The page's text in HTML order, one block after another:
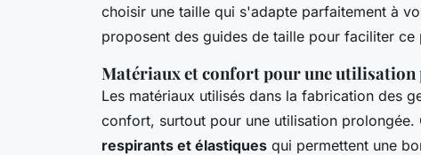
choisir une taille qui s'adapte parfaitement à
proposent des guides de taille pour faciliter ce
Matériaux et confort pour une utilisation
Les matériaux utilisés dans la fabrication des
confort, surtout pour une utilisation prolongée.
respirants et élastiques qui permettent une